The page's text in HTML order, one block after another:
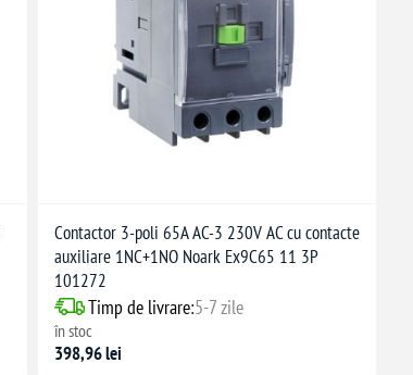
Contactor 3-poli 65A AC-3 230V AC cu contacte
auxiliare 1NC+1NO Noark Ex9C65 11 3P
101272
Timp de livrare:5-7 zile
în stoc
398,96 lei